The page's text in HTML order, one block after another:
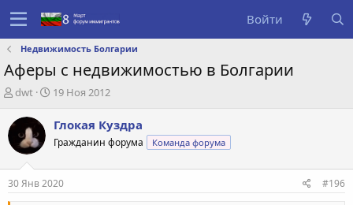
Войти
Недвижимость Болгарии
Аферы с недвижимостью в Болгарии
А
т
о
р
е
м
dwt
Д
т
а
с
з
д
19 Ноя 2012
Глокая Куздра
Гражданин форума Команда форума
30 Янв 2020 #196